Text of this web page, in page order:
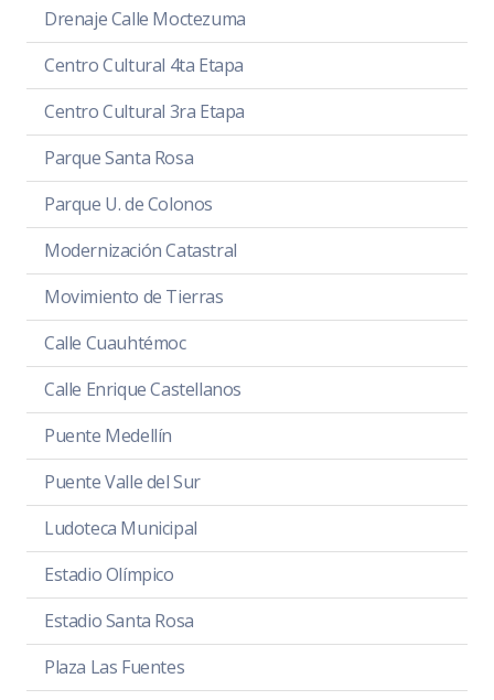
Drenaje Calle Moctezuma
Centro Cultural 4ta Etapa
Centro Cultural 3ra Etapa
Parque Santa Rosa
Parque U. de Colonos
Modernización Catastral
Movimiento de Tierras
Calle Cuauhtémoc
Calle Enrique Castellanos
Puente Medellín
Puente Valle del Sur
Ludoteca Municipal
Estadio Olímpico
Estadio Santa Rosa
Plaza Las Fuentes